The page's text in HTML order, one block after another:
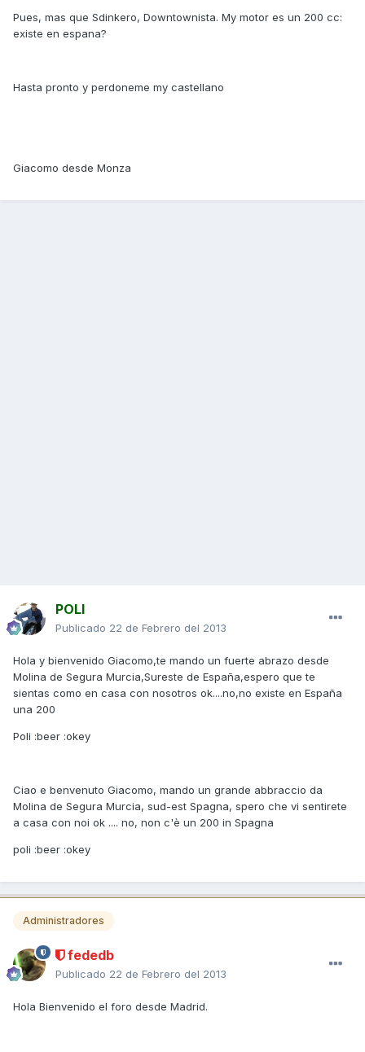
Pues, mas que Sdinkero, Downtownista. My motor es un 200 cc:
existe en espana?
Hasta pronto y perdoneme my castellano
Giacomo desde Monza
POLI
Publicado 22 de Febrero del 2013
Hola y bienvenido Giacomo,te mando un fuerte abrazo desde
Molina de Segura Murcia,Sureste de España,espero que te
sientas como en casa con nosotros ok....no,no existe en España
una 200
Poli :beer :okey
Ciao e benvenuto Giacomo, mando un grande abbraccio da
Molina de Segura Murcia, sud-est Spagna, spero che vi sentirete
a casa con noi ok .... no, non c'è un 200 in Spagna
poli :beer :okey
Administradores
fededb
Publicado 22 de Febrero del 2013
Hola Bienvenido el foro desde Madrid.